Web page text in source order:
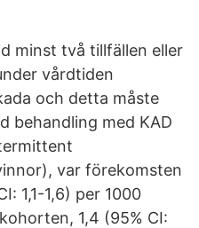
minst två tillfällen eller
vårdtiden
och detta måste
behandling med KAD
var förekomsten
1,1-1,6) per 1000
1,4 (95% CI: